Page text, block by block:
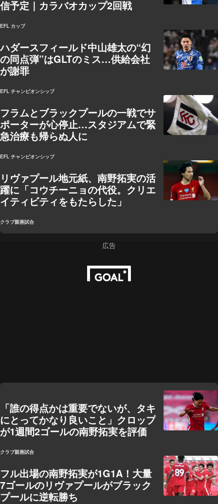
信予定｜カラバオカップ2回戦
EFL カップ
ハダースフィールド中山雄太の“幻
の同点弾”はGLTのミス…供給会社
が謝罪
EFL チャンピオンシップ
フラムとブラックプールの一戦でサ
ポーターが心停止…スタジアムで緊
急治療も帰らぬ人に
EFL チャンピオンシップ
リヴァプール地元紙、南野拓実の活
躍に「コウチーニョの代役。クリエ
イティビティをもたらした」
クラブ親善試合
「誰の得点かは重要でないが、タキ
にとってかなり良いこと」クロップ
が1週間2ゴールの南野拓実を評価
クラブ親善試合
フル出場の南野拓実が1G1A！大量
7ゴールのリヴァプールがブラック
プールに逆転勝ち